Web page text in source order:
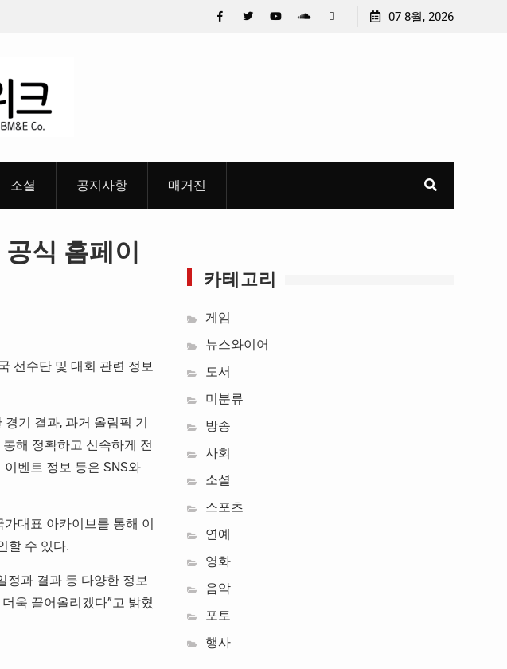
’ 8월 26일(수)
충청 청소년이 만든 U대회 홍보 영상…최종 6편 선정
중요 메일메일
07 8월, 2026
소셜 공지사항 매거진
식 홈페이
선수단 및 대회 관련 정보
기 결과, 과거 올림픽 기
해 정확하고 신속하게 전
벤트 정보 등은 SNS와
대표 아카이브를 통해 이
할 수 있다.
정과 결과 등 다양한 정보
욱 끌어올리겠다”고 밝혔
카테고리
게임
뉴스와이어
도서
미분류
방송
사회
소셜
스포츠
연예
영화
음악
포토
행사